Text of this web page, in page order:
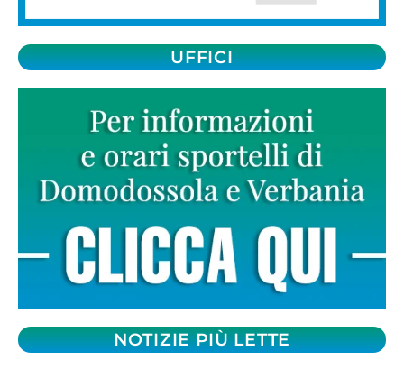
UFFICI
NOTIZIE PIÙ LETTE